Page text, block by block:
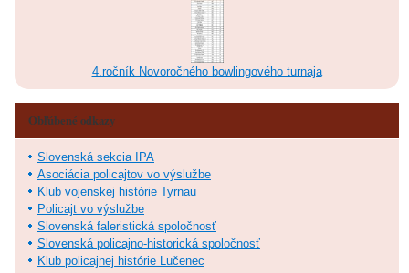
4.ročník Novoročného bowlingového turnaja
Obľúbené odkazy
Slovenská sekcia IPA
Asociácia policajtov vo výslužbe
Klub vojenskej histórie Tyrnau
Policajt vo výslužbe
Slovenská faleristická spoločnosť
Slovenská policajno-historická spoločnosť
Klub policajnej histórie Lučenec